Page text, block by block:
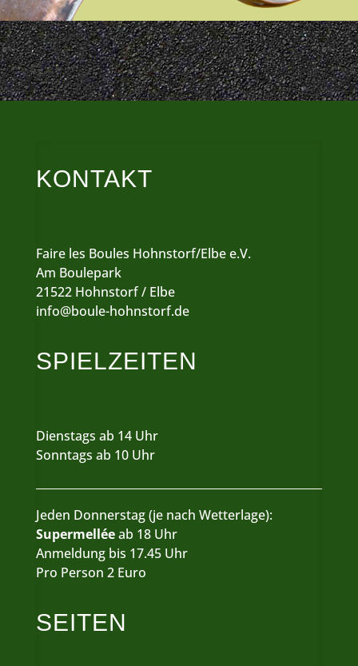
KONTAKT
Faire les Boules Hohnstorf/Elbe e.V.
Am Boulepark
21522 Hohnstorf / Elbe
info@boule-hohnstorf.de
SPIELZEITEN
Dienstags ab 14 Uhr
Sonntags ab 10 Uhr
Jeden Donnerstag (je nach Wetterlage):
Supermelléeab 18 Uhr
Anmeldung bis 17.45 Uhr
Pro Person 2 Euro
SEITEN